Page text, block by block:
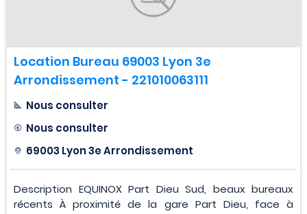
Location Bureau 69003 Lyon 3e
Arrondissement - 221010063111
Nous consulter
Nous consulter
69003 Lyon 3e Arrondissement
Description EQUINOX Part Dieu Sud, beaux bureaux
récents À proximité de la gare Part Dieu, face à